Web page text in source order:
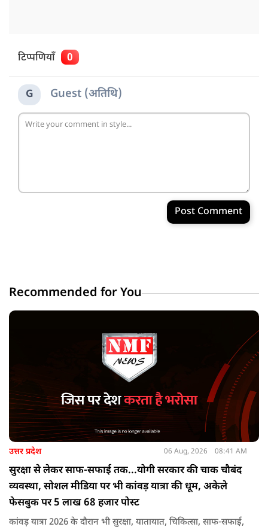
टिप्पणियाँ 0
G Guest (अतिथि)
Post Comment
Recommended for You
उत्तर प्रदेश 06 Aug, 2026 08:41 AM
सुरक्षा से लेकर साफ-सफाई तक...योगी सरकार की चाक चौबंद
व्यवस्था, सोशल मीडिया पर भी कांवड़ यात्रा की धूम, अकेले
फेसबुक पर 5 लाख 68 हजार पोस्ट
कांवड़ यात्रा 2026 के दौरान भी सुरक्षा, यातायात, चिकित्सा, साफ-सफाई,